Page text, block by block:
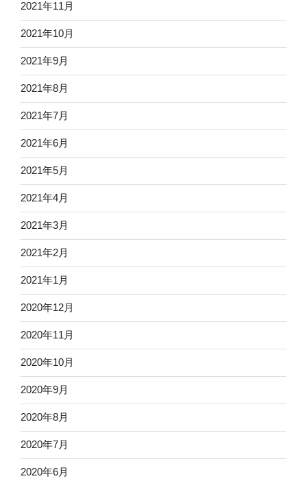
2021年11月
2021年10月
2021年9月
2021年8月
2021年7月
2021年6月
2021年5月
2021年4月
2021年3月
2021年2月
2021年1月
2020年12月
2020年11月
2020年10月
2020年9月
2020年8月
2020年7月
2020年6月